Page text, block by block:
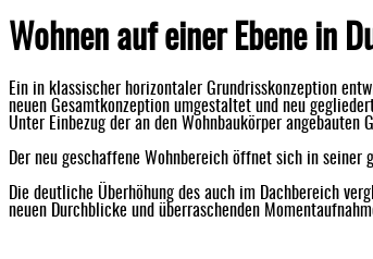
Wohnen auf einer Ebene in
Ein in klassischer horizontaler Grundrisskonzeption
neuen Gesamtkonzeption umgestaltet und neu
Unter Einbezug der an den Wohnbaukörper
Der neu geschaffene Wohnbereich öffnet sich in seiner
Die deutliche Überhöhung des auch im Dachbereich
neuen Durchblicke und überraschenden